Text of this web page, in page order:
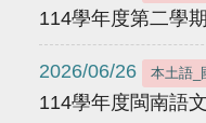
114學年度第二學
2026/06/26 本土語_
114學年度閩南語